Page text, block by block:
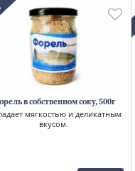
в собственном соку, 500г
мягкостью и деликатным
вкусом.